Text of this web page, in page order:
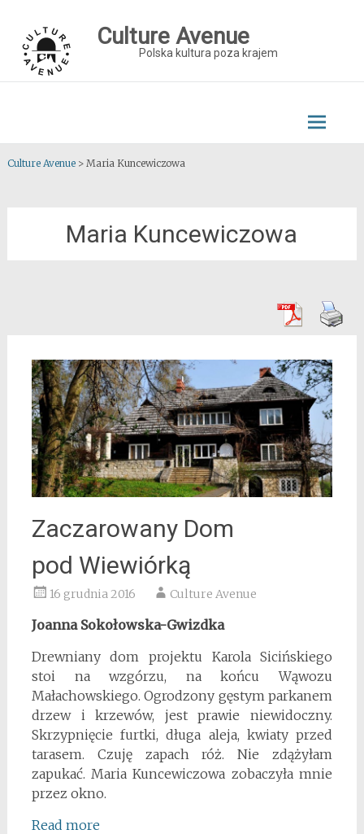
content
Culture Avenue
Polska kultura poza krajem
Culture Avenue> Maria Kuncewiczowa
Maria Kuncewiczowa
Zaczarowany Dom
pod Wiewiórką
16 grudnia 2016 Culture Avenue
Joanna Sokołowska-Gwizdka
Drewniany dom projektu Karola Sicińskiego
stoi na wzgórzu, na końcu Wąwozu
Małachowskiego. Ogrodzony gęstym parkanem
drzew i krzewów, jest prawie niewidoczny.
Skrzypnięcie furtki, długa aleja, kwiaty przed
tarasem. Czuję zapach róż. Nie zdążyłam
zapukać. Maria Kuncewiczowa zobaczyła mnie
przez okno.
Read more